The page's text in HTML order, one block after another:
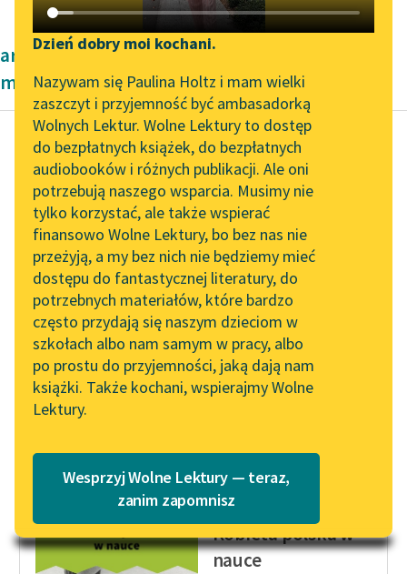
Katalog DAISY
Podkasty o książkach
Zgłoś brak utworu
Aktualności
„Prokurator Alicja Horn”
do słuchania
Byliśmy częścią AI Impact
Lab
Zapraszamy na spotkanie
online z tłumaczkami
literatury skandynawskiej
Spotkanie z Katarzyną
Tunkiel w Oslo
102. lata temu zmarł
Joseph Conrad
Lektury szkolne i klasyka
literatury do słuchania dla
uczennic i uczniów z
niepełnosprawnościami
Narzędzia
Mapa Wolnych Lektur
Leśmianator
Przewodnik dla piszących i
czytających
API
OAI-PMH
Widget Wolnych Lektur
Przypisy
Katalog w formacie PDF
Dzień dobry moi kochani.
Nazywam się Paulina Holtz i mam wielki
zaszczyt i przyjemność być ambasadorką
Wolnych Lektur. Wolne Lektury to dostęp
do bezpłatnych książek, do bezpłatnych
audiobooków i różnych publikacji. Ale oni
potrzebują naszego wsparcia. Musimy nie
tylko korzystać, ale także wspierać
finansowo Wolne Lektury, bo bez nas nie
przeżyją, a my bez nich nie będziemy mieć
dostępu do fantastycznej literatury, do
potrzebnych materiałów, które bardzo
często przydają się naszym dzieciom w
szkołach albo nam samym w pracy, albo
po prostu do przyjemności, jaką dają nam
książki. Także kochani, wspierajmy Wolne
Lektury.
Wesprzyj Wolne Lektury — teraz,
zanim zapomnisz
artykuły naukowe Dwudziestolecie
międzywojenne
Cecylia Walewska
Kobieta polska w
nauce
Pierwsze grupy
studentek polskich
rekrutowały się z
kobiet, które dla nauki
poświęcały nie tylko
spokój...
Cecylia Walewska
Kobieta polska w
nauce